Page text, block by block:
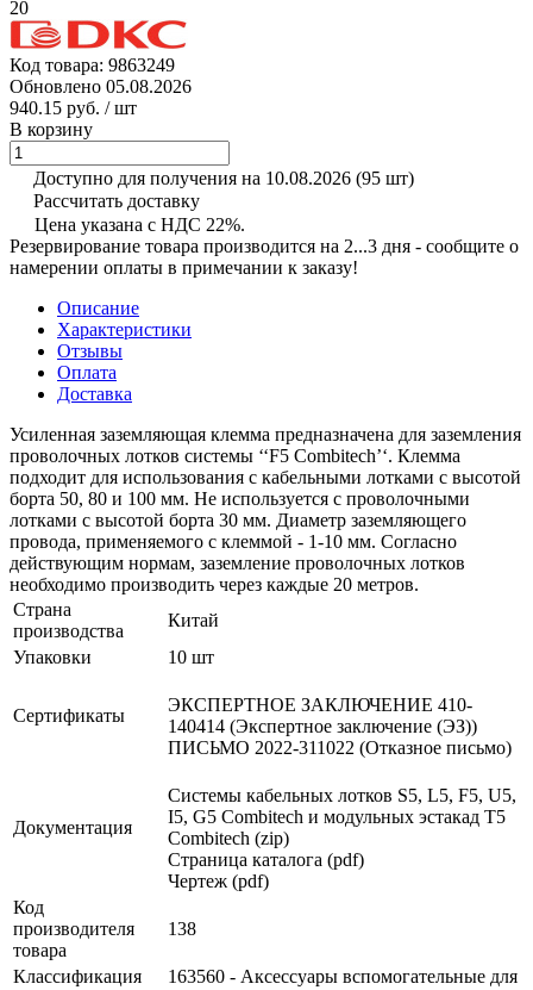
20
Код товара: 9863249
Обновлено 05.08.2026
940.15 руб. / шт
В корзину
Доступно для получения на 10.08.2026 (95 шт)
Рассчитать доставку
Цена указана с НДС 22%.
Резервирование товара производится на 2...3 дня - сообщите о
намерении оплаты в примечании к заказу!
Описание
Характеристики
Отзывы
Оплата
Доставка
Усиленная заземляющая клемма предназначена для заземления
проволочных лотков системы ‘‘F5 Combitech’‘. Клемма
подходит для использования с кабельными лотками с высотой
борта 50, 80 и 100 мм. Не используется с проволочными
лотками с высотой борта 30 мм. Диаметр заземляющего
провода, применяемого с клеммой - 1-10 мм. Согласно
действующим нормам, заземление проволочных лотков
необходимо производить через каждые 20 метров.
Страна
производства
Китай
Упаковки
10 шт
Сертификаты
ЭКСПЕРТНОЕ ЗАКЛЮЧЕНИЕ 410-
140414 (Экспертное заключение (ЭЗ))
ПИСЬМО 2022-311022 (Отказное письмо)
Документация
Системы кабельных лотков S5, L5, F5, U5,
I5, G5 Combitech и модульных эстакад T5
Combitech (zip)
Страница каталога (pdf)
Чертеж (pdf)
Код
производителя
товара
138
Классификация
163560 - Аксессуары вспомогательные для